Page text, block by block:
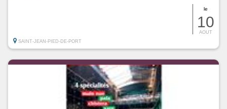
le
10
AOUT
SAINT-JEAN-PIED-DE-PORT